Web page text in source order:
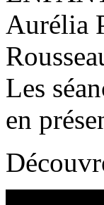
Aurélia
Les
en